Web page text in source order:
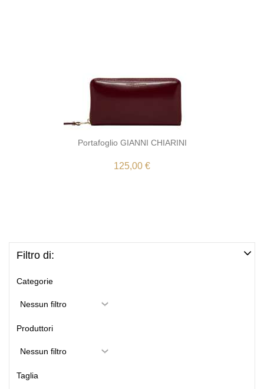
Portafoglio GIANNI CHIARINI
125,00 €
Filtro di:
Categorie
Produttori
Taglia